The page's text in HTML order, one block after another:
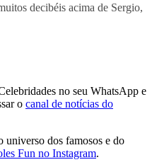
decibéis acima de Sergio,
no seu WhatsApp e
o canal de notícias do
universo dos famosos e do
Fun no Instagram.